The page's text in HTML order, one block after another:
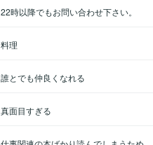
22時以降でもお問い合わせ下さい。
料理
誰とでも仲良くなれる
真面目すぎる